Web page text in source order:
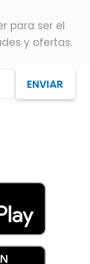
para ser el
y ofertas.
ENVIAR